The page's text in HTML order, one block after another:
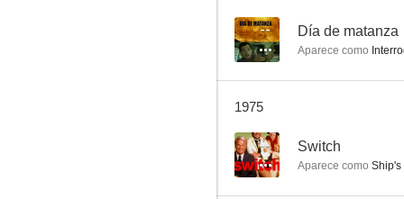
8.7
-- Día de matanza
Aparece como
1975
-- Switch
Aparece como Ship's